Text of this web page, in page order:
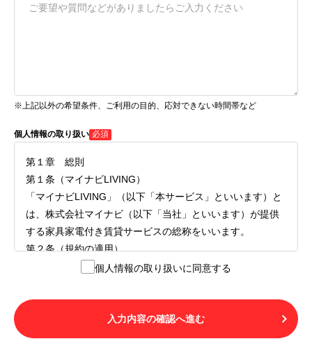
※上記以外の希望条件、ご利用の目的、応対できない時間帯など
個人情報の取り扱い 必須
第１章 総則
第１条（マイナビLIVING）
「マイナビLIVING」（以下「本サービス」といいます）と
は、株式会社マイナビ（以下「当社」といいます）が提供
する家具家電付き賃貸サービスの総称をいいます。
第２条（規約の適用）
１.本サービスを利用する者（以下「利用者」といいます）
LIVINGご契約にあたり取得する個人情報の取り扱いについ
て」の内容をすべて承諾したものとみなされます。不承諾
の意思表示は、本サービスを利用しないことをもってのみ
個人情報の取り扱いに同意する
入力内容の確認へ進む